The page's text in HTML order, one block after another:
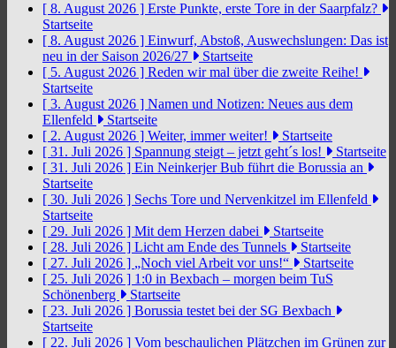
[ 8. August 2026 ] Erste Punkte, erste Tore in der Saarpfalz?
Startseite
[ 8. August 2026 ] Einwurf, Abstoß, Auswechslungen: Das ist
neu in der Saison 2026/27
Startseite
[ 5. August 2026 ] Reden wir mal über die zweite Reihe!
Startseite
[ 3. August 2026 ] Namen und Notizen: Neues aus dem
Ellenfeld
Startseite
[ 2. August 2026 ] Weiter, immer weiter!
Startseite
[ 31. Juli 2026 ] Spannung steigt – jetzt geht´s los!
Startseite
[ 31. Juli 2026 ] Ein Neinkerjer Bub führt die Borussia an
Startseite
[ 30. Juli 2026 ] Sechs Tore und Nervenkitzel im Ellenfeld
Startseite
[ 29. Juli 2026 ] Mit dem Herzen dabei
Startseite
[ 28. Juli 2026 ] Licht am Ende des Tunnels
Startseite
[ 27. Juli 2026 ] „Noch viel Arbeit vor uns!“
Startseite
[ 25. Juli 2026 ] 1:0 in Bexbach – morgen beim TuS
Schönenberg
Startseite
[ 23. Juli 2026 ] Borussia testet bei der SG Bexbach
Startseite
[ 22. Juli 2026 ] Vom beschaulichen Plätzchen im Grünen zur